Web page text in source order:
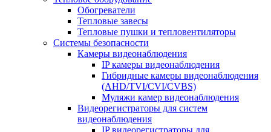
Обогреватели
Тепловые завесы
Тепловые пушки и тепловентиляторы
Системы безопасности
Камеры видеонаблюдения
IP камеры видеонаблюдения
Гибридные камеры видеонаблюдения
(AHD/TVI/CVI/CVBS)
Муляжи камер видеонаблюдения
Видеорегистраторы для систем
видеонаблюдения